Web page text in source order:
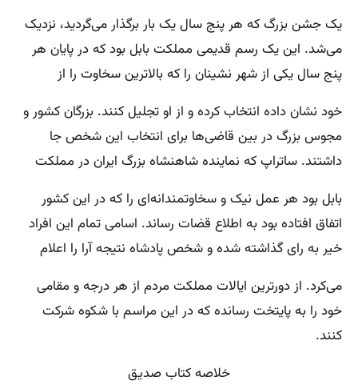
یک جشن بزرگ که هر پنج سال یک بار برگذار می‌گردید، نزدیک
می‌شد. این یک رسم قدیمی مملکت بابل بود که در پایان هر
پنج سال یکی از شهر نشینان را که بالاترین سخاوت را از
خود نشان داده انتخاب کرده و از او تجلیل کنند. بزرگان کشور و
مجوس بزرگ در بین قاضی‌ها برای انتخاب این شخص جا
داشتند. ساتراپ که نماینده شاهنشاه بزرگ ایران در مملکت
بابل بود هر عمل نیک و سخاوتمندانه‌ای را که در این کشور
اتفاق افتاده بود به اطلاع قضات رساند. اسامی تمام این افراد
خیر به رای گذاشته شده و شخص پادشاه نتیجه آرا را اعلام
می‌کرد. از دورترین ایالات مملکت مردم از هر درجه و مقامی
خود را به پایتخت رسانده که در این مراسم با شکوه شرکت
کنند.
خلاصه کتاب صدیق